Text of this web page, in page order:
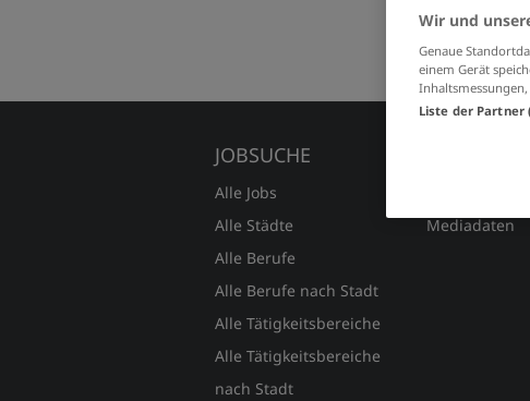
JOBSUCHE
Alle Jobs
Alle Städte
Alle Berufe
Alle Berufe nach Stadt
Alle Tätigkeitsbereiche
Alle Tätigkeitsbereiche
nach Stadt
FÜR
Mediadaten
Wir und
Genaue
einem Gerät
Liste der Partner